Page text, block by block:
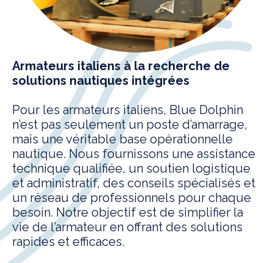
Armateurs italiens à la recherche de
solutions nautiques intégrées
Pour les armateurs italiens, Blue Dolphin
n’est pas seulement un poste d’amarrage,
mais une véritable base opérationnelle
nautique. Nous fournissons une assistance
technique qualifiée, un soutien logistique
et administratif, des conseils spécialisés et
un réseau de professionnels pour chaque
besoin. Notre objectif est de simplifier la
vie de l’armateur en offrant des solutions
rapides et efficaces.